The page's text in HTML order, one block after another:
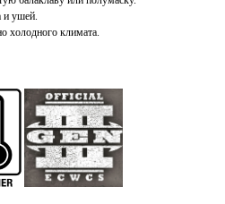
и ушей.
холодного климата.